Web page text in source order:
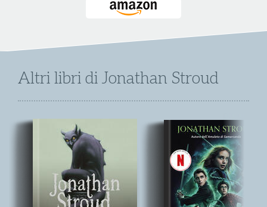
Altri libri di Jonathan Stroud